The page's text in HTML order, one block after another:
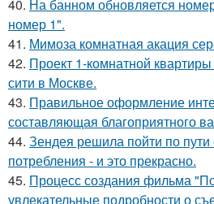
40. На банном обновляется
номер 1".
41. Мимоза комнатная акация
42. Проект 1-комнатной
сити в Москве.
43. Правильное оформление
составляющая благоприятного
44. Зендея решила пойти по пути
потребления - и это прекрасно.
45. Процесс создания фильма
увлекательные подробности о